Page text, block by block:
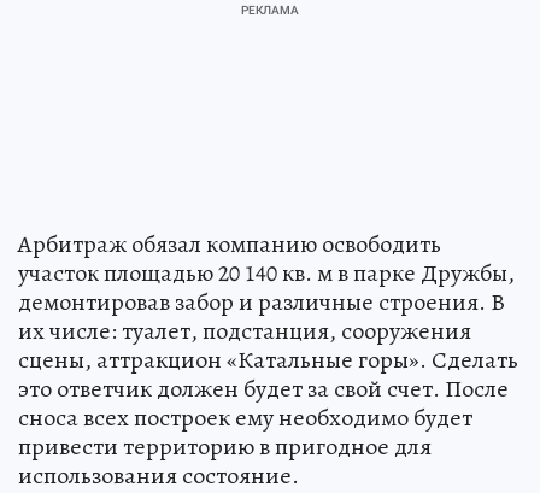
Арбитраж обязал компанию освободить
участок площадью 20 140 кв. м в парке Дружбы,
демонтировав забор и различные строения. В
их числе: туалет, подстанция, сооружения
сцены, аттракцион «Катальные горы». Сделать
это ответчик должен будет за свой счет. После
сноса всех построек ему необходимо будет
привести территорию в пригодное для
использования состояние.